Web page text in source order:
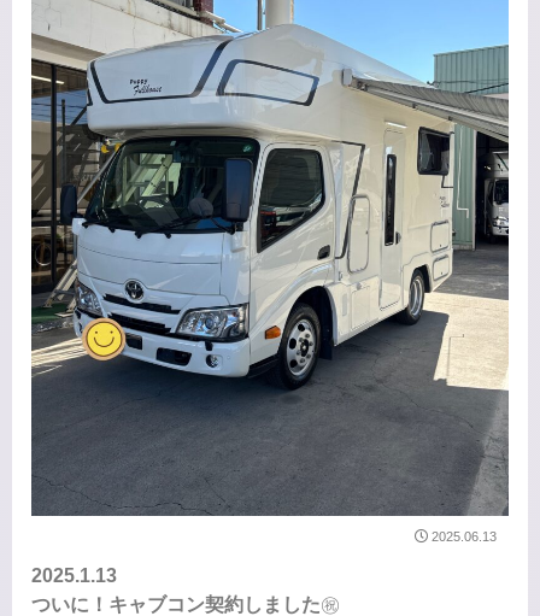
2025.06.13
2025.1.13
ついに！キャブコン契約しました㊗️